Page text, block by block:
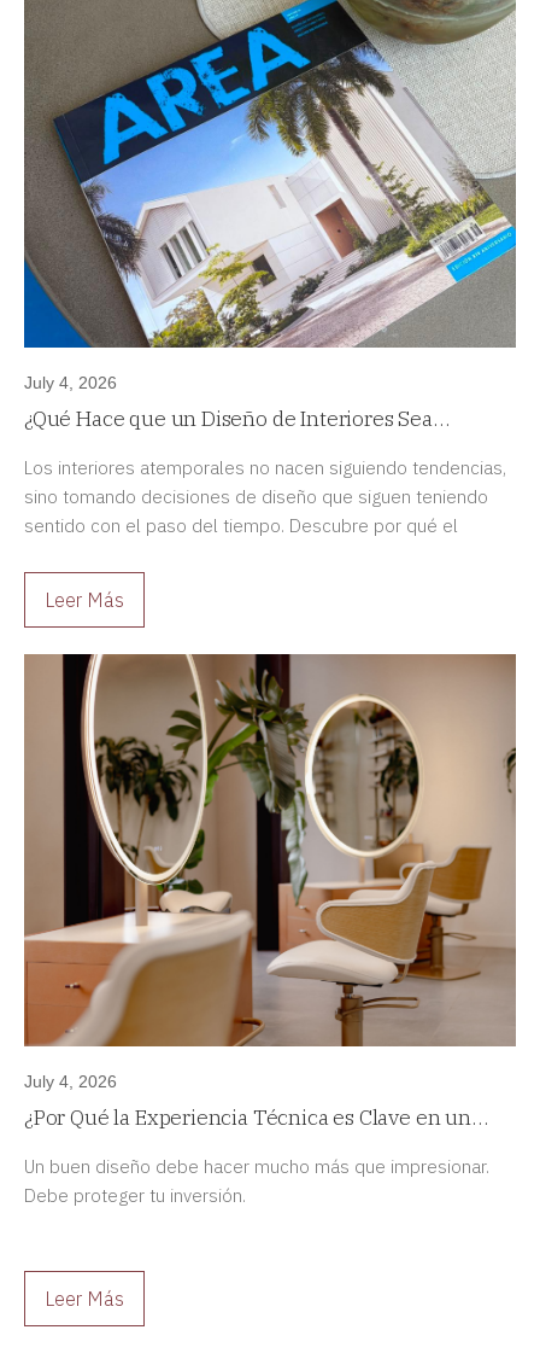
July 4, 2026
¿Qué Hace que un Diseño de Interiores Sea
Los interiores atemporales no nacen siguiendo tendencias,
sino tomando decisiones de diseño que siguen teniendo
sentido con el paso del tiempo. Descubre por qué el
Leer Más
July 4, 2026
¿Por Qué la Experiencia Técnica es Clave en un
Un buen diseño debe hacer mucho más que impresionar.
Debe proteger tu inversión.
Leer Más